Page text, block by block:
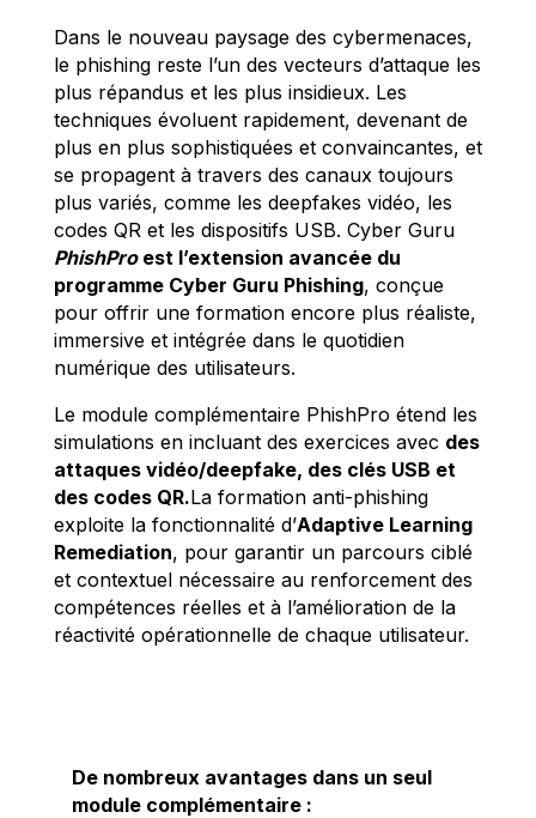
Dans le nouveau paysage des cybermenaces,
le phishing reste l’un des vecteurs d’attaque les
plus répandus et les plus insidieux. Les
techniques évoluent rapidement, devenant de
plus en plus sophistiquées et convaincantes, et
se propagent à travers des canaux toujours
plus variés, comme les deepfakes vidéo, les
codes QR et les dispositifs USB. Cyber Guru
PhishProest l’extension avancée du
programme Cyber Guru Phishing, conçue
pour offrir une formation encore plus réaliste,
immersive et intégrée dans le quotidien
numérique des utilisateurs.
Le module complémentaire PhishPro étend les
simulations en incluant des exercices avec des
attaques vidéo/deepfake, des clés USB et
des codes QR.La formation anti-phishing
exploite la fonctionnalité d’Adaptive Learning
Remediation, pour garantir un parcours ciblé
et contextuel nécessaire au renforcement des
compétences réelles et à l’amélioration de la
réactivité opérationnelle de chaque utilisateur.
De nombreux avantages dans un seul
module complémentaire :